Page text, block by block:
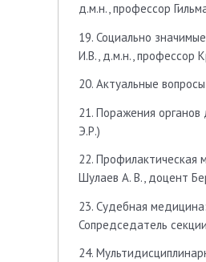
д.м.н., профессор
19. Социально
И.В., д.м.н., профессор
20. Актуальные
21. Поражения
Э.Р.)
22. Профилактическая
Шулаев А. В., доцент
23. Судебная
Сопредседатель
24.